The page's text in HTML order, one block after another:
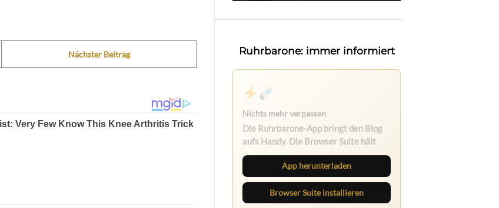
Nächster Beitrag Ruhrbarone: immer informiert
Nichts mehr verpassen
Die Ruhrbarone-App bringt den Blog
aufs Handy. Die Browser Suite hält
dich am Desktop auf dem Laufenden.
App herunterladen
Browser Suite installieren